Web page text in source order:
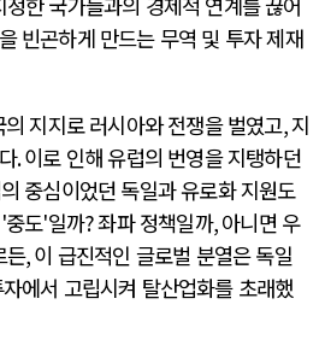
빈곤하게 만드는 무역 및 투자 제재
지지로 러시아와 전쟁을 벌였고,지
.이로 인해 유럽의 번영을 지탱하던
중심이었던 독일과 유로화 지원도
'중도'일까?좌파 정책일까,아니면 우
든,이 급진적인 글로벌 분열은 독일
에서 고립시켜 탈산업화를 초래했